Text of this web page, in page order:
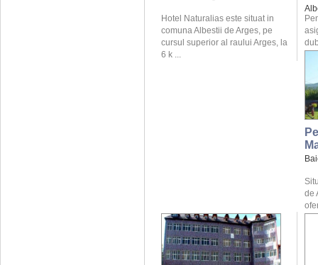
Hotel Naturalias este situat in
comuna Albestii de Arges, pe
cursul superior al raului Arges, la
6 k ...
de